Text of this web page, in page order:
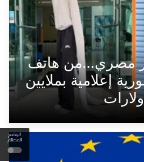
الوضع
المظلم
مصري...من هاتف
إعلامية بملايين